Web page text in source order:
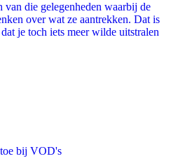
van die gelegenheden waarbij de
over wat ze aantrekken. Dat is
je toch iets meer wilde uitstralen
bij VOD's